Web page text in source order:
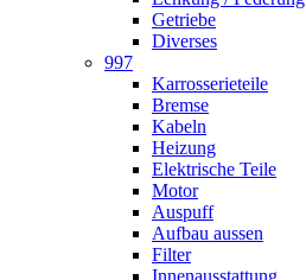
Getriebe
Diverses
997
Karrosserieteile
Bremse
Kabeln
Heizung
Elektrische Teile
Motor
Auspuff
Aufbau aussen
Filter
Innenausstattung